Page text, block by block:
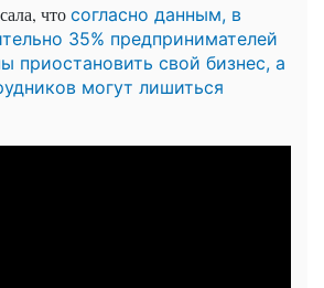
что согласно данным, в
35% предпринимателей
приостановить свой бизнес, а
могут лишиться